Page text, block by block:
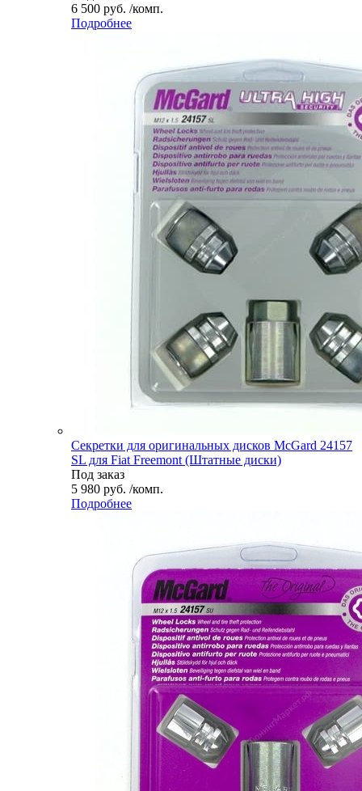
6 500 руб. /комп.
Подробнее
Секретки для оригинальных дисков McGard 24157
SL для Fiat Freemont (Штатные диски)
Под заказ
5 980 руб. /комп.
Подробнее